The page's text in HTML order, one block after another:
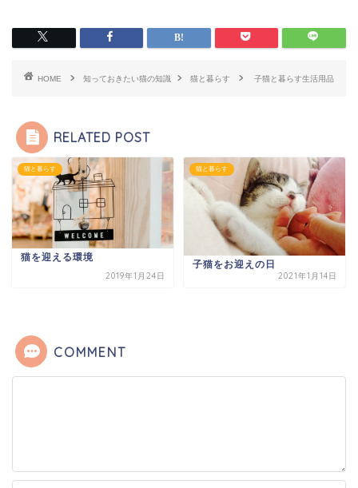
HOME 知っておきたい猫の知識 猫と暮らす 子猫と暮らす生活用品
RELATED POST
猫と暮らす
猫を迎える環境
2019年1月24日
猫と暮らす
子猫をお迎えの日
2021年1月14日
COMMENT